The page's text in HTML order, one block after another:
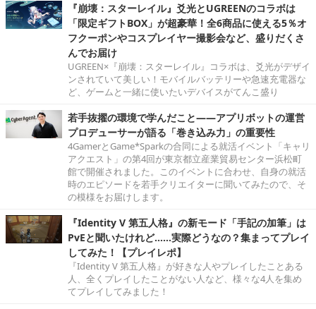
『崩壊：スターレイル』爻光とUGREENのコラボは
「限定ギフトBOX」が超豪華！全6商品に使える5％オ
フクーポンやコスプレイヤー撮影会など、盛りだくさ
んでお届け
UGREEN×『崩壊：スターレイル』コラボは、爻光がデザイ
ンされていて美しい！モバイルバッテリーや急速充電器な
ど、ゲームと一緒に使いたいデバイスがてんこ盛り
若手抜擢の環境で学んだこと――アプリボットの運営
プロデューサーが語る「巻き込み力」の重要性
4GamerとGame*Sparkの合同による就活イベント「キャリ
アクエスト」の第4回が東京都立産業貿易センター浜松町
館で開催されました。このイベントに合わせ、自身の就活
時のエピソードを若手クリエイターに聞いてみたので、そ
の模様をお届けします。
『Identity V 第五人格』の新モード「手記の加筆」は
PvEと聞いたけれど……実際どうなの？集まってプレイ
してみた！【プレイレポ】
『Identity V 第五人格』が好きな人やプレイしたことある
人、全くプレイしたことがない人など、様々な4人を集め
てプレイしてみました！